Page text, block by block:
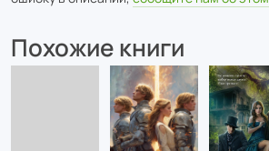
Похожие книги